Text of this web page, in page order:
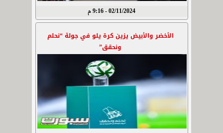
02/11/2024 - 9:16 م
الأخضر والأبيض يزين كرة يلو في جولة “نحلم
ونحقق”